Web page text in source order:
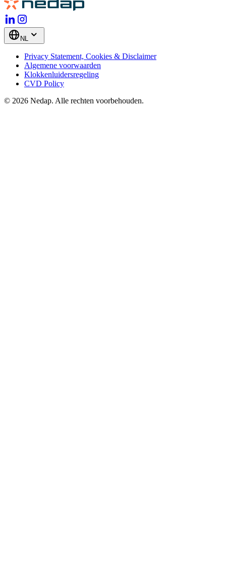
NL
Privacy Statement, Cookies & Disclaimer
Algemene voorwaarden
Klokkenluidersregeling
CVD Policy
© 2026 Nedap. Alle rechten voorbehouden.